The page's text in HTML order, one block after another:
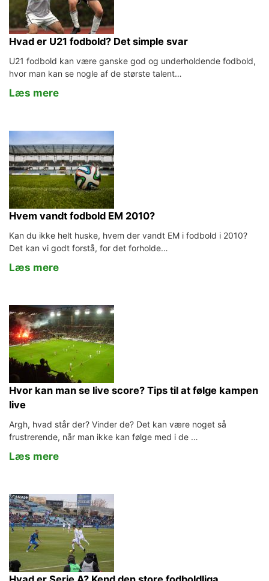
Hvad er U21 fodbold? Det simple svar
U21 fodbold kan være ganske god og underholdende fodbold,
hvor man kan se nogle af de største talent…
Læs mere
Hvem vandt fodbold EM 2010?
Kan du ikke helt huske, hvem der vandt EM i fodbold i 2010?
Det kan vi godt forstå, for det forholde…
Læs mere
Hvor kan man se live score? Tips til at følge kampen
live
Argh, hvad står der? Vinder de? Det kan være noget så
frustrerende, når man ikke kan følge med i de …
Læs mere